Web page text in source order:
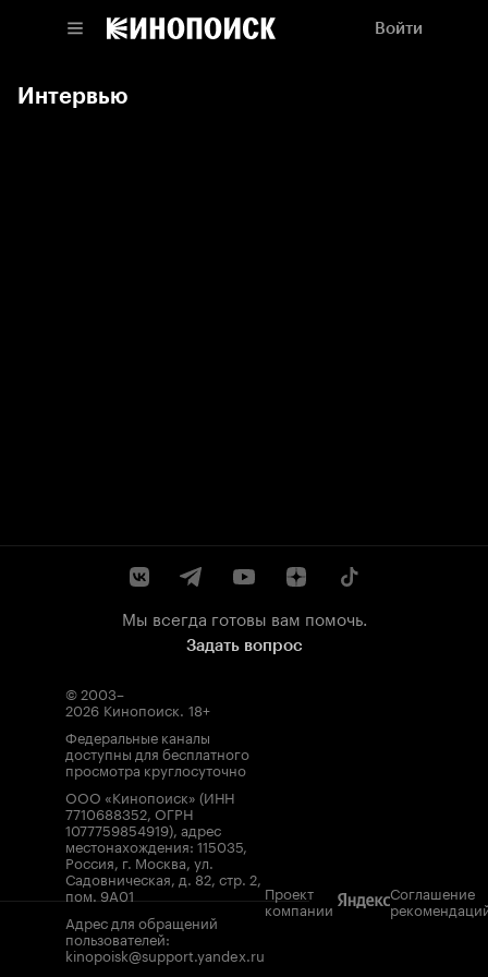
Войти
Интервью
Мы всегда готовы вам помочь.
Задать вопрос
© 2003–
2026 Кинопоиск. 18+
Федеральные каналы
доступны для бесплатного
просмотра круглосуточно
ООО «Кинопоиск» (ИНН
7710688352, ОГРН
1077759854919), адрес
местонахождения: 115035,
Россия, г. Москва, ул.
Садовническая, д. 82, стр. 2,
пом. 9А01
Адрес для обращений
пользователей:
kinopoisk@support.yandex.ru
Проект
компании
Соглашение